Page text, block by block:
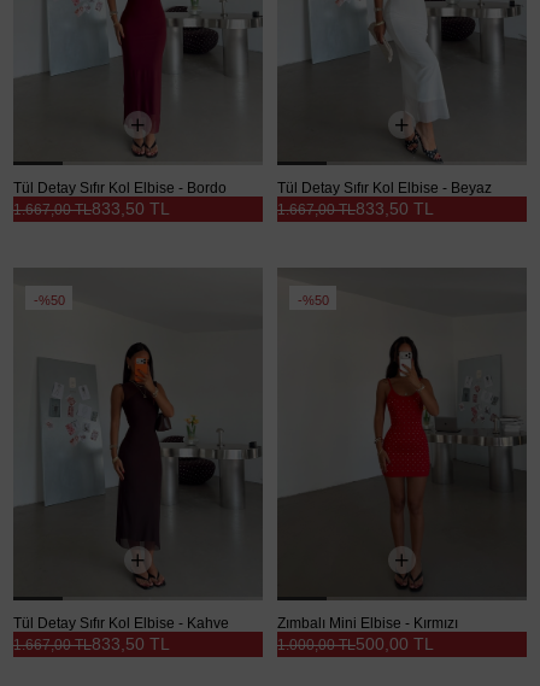
Tül Detay Sıfır Kol Elbise - Bordo
833,50 TL
1.667,00 TL
Tül Detay Sıfır Kol Elbise - Beyaz
833,50 TL
1.667,00 TL
%50
Tül Detay Sıfır Kol Elbise - Kahve
833,50 TL
1.667,00 TL
%50
Zımbalı Mini Elbise - Kırmızı
500,00 TL
1.000,00 TL